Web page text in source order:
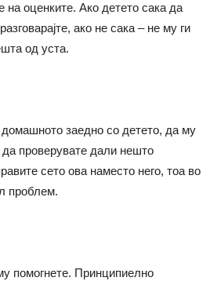
на оценките. Ако детето сака да
ако не сака – не му ги
од уста.
заедно со детето, да му
да проверувате дали нешто
сето ова наместо него, тоа во
проблем.
помогнете. Принципиелно